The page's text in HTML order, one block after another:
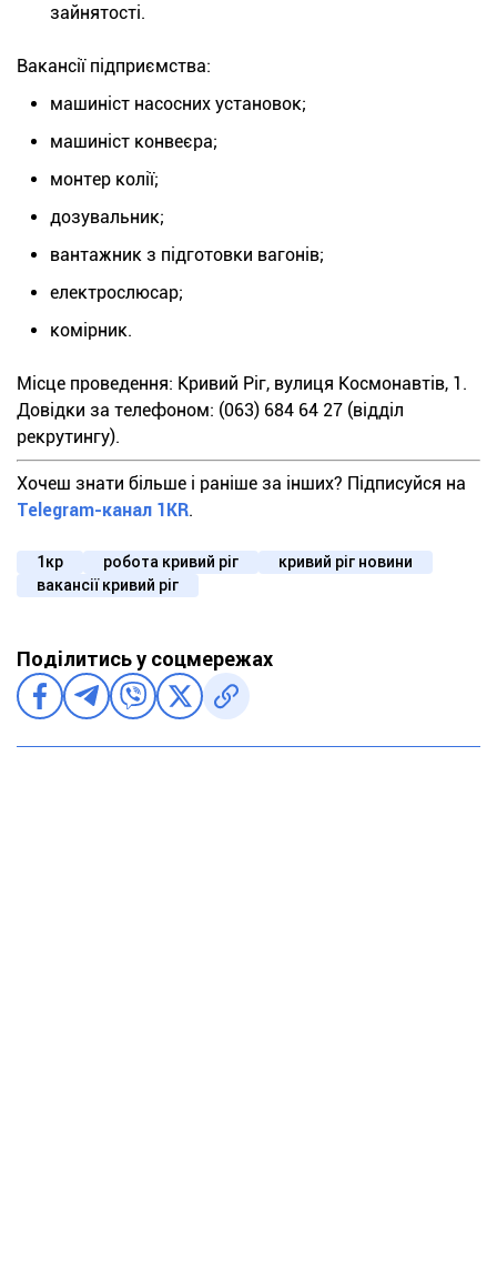
зайнятості.
Вакансії підприємства:
машиніст насосних установок;
машиніст конвеєра;
монтер колії;
дозувальник;
вантажник з підготовки вагонів;
електрослюсар;
комірник.
Місце проведення: Кривий Ріг, вулиця Космонавтів, 1.
Довідки за телефоном: (063) 684 64 27 (відділ
рекрутингу).
Хочеш знати більше і раніше за інших? Підписуйся на
Telegram-канал 1KR.
1кр робота кривий ріг
кривий ріг новини
вакансії кривий ріг
Поділитись у соцмережах